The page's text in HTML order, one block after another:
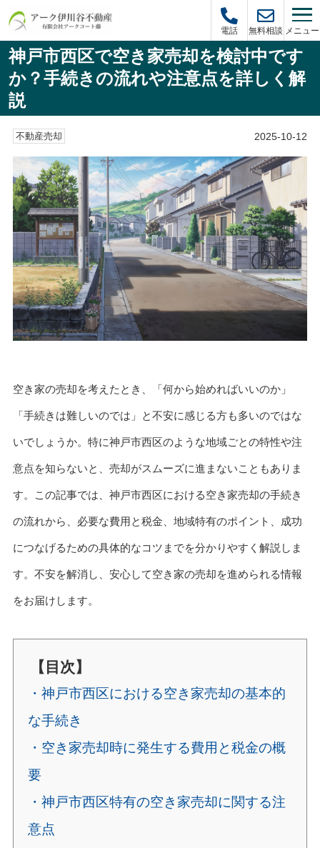
電話 無料相談 メニュー
神戸市西区で空き家売却を検討中です
か？手続きの流れや注意点を詳しく解
説
不動産売却 2025-10-12
空き家の売却を考えたとき、「何から始めればいいのか」
「手続きは難しいのでは」と不安に感じる方も多いのではな
いでしょうか。特に神戸市西区のような地域ごとの特性や注
意点を知らないと、売却がスムーズに進まないこともありま
す。この記事では、神戸市西区における空き家売却の手続き
の流れから、必要な費用と税金、地域特有のポイント、成功
につなげるための具体的なコツまでを分かりやすく解説しま
す。不安を解消し、安心して空き家の売却を進められる情報
をお届けします。
【目次】
・神戸市西区における空き家売却の基本的
な手続き
・空き家売却時に発生する費用と税金の概
要
・神戸市西区特有の空き家売却に関する注
意点